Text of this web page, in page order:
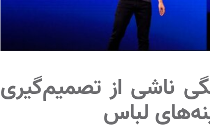
ناشی از تصمیم‌گیری
لباس